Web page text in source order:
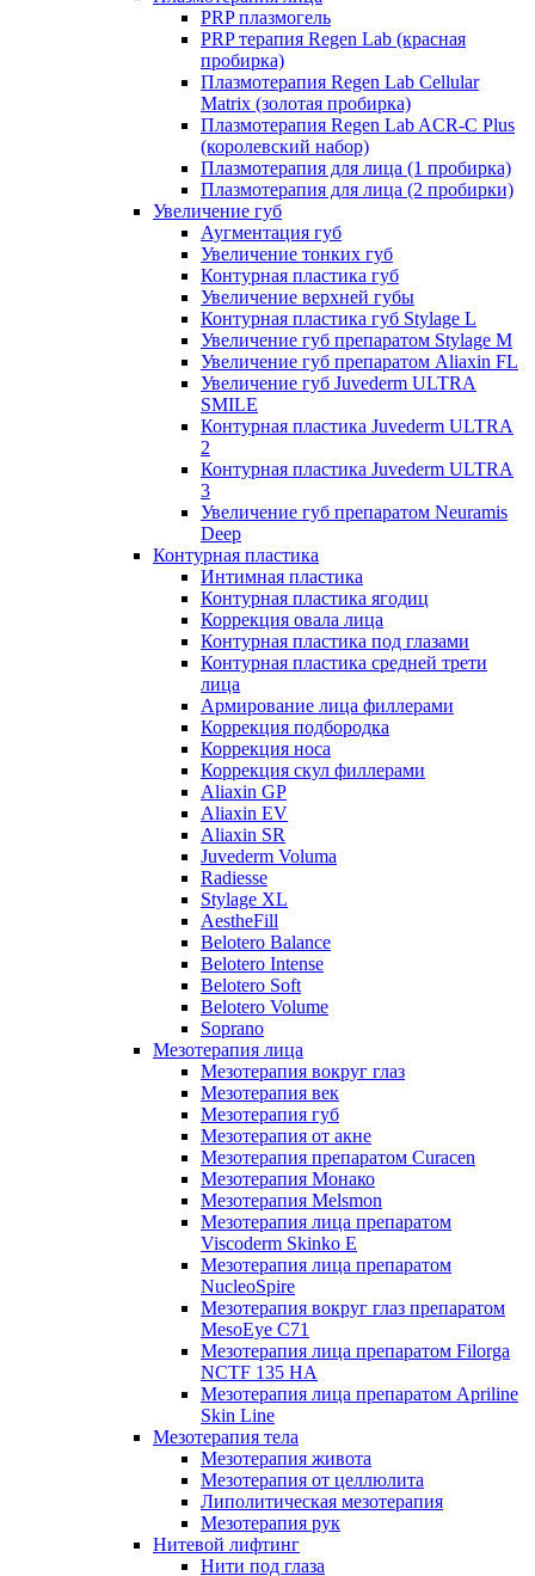
PRP плазмогель
PRP терапия Regen Lab (красная
пробирка)
Плазмотерапия Regen Lab Cellular
Matrix (золотая пробирка)
Плазмотерапия Regen Lab ACR-C Plus
(королевский набор)
Плазмотерапия для лица (1 пробирка)
Плазмотерапия для лица (2 пробирки)
Увеличение губ
Аугментация губ
Увеличение тонких губ
Контурная пластика губ
Увеличение верхней губы
Контурная пластика губ Stylage L
Увеличение губ препаратом Stylage M
Увеличение губ препаратом Aliaxin FL
Увеличение губ Juvederm ULTRA
SMILE
Контурная пластика Juvederm ULTRA
2
Контурная пластика Juvederm ULTRA
3
Увеличение губ препаратом Neuramis
Deep
Контурная пластика
Интимная пластика
Контурная пластика ягодиц
Коррекция овала лица
Контурная пластика под глазами
Контурная пластика средней трети
лица
Армирование лица филлерами
Коррекция подбородка
Коррекция носа
Коррекция скул филлерами
Aliaxin GP
Aliaxin EV
Aliaxin SR
Juvederm Voluma
Radiesse
Stylage XL
AestheFill
Belotero Balance
Belotero Intense
Belotero Soft
Belotero Volume
Soprano
Мезотерапия лица
Мезотерапия вокруг глаз
Мезотерапия век
Мезотерапия губ
Мезотерапия от акне
Мезотерапия препаратом Curacen
Мезотерапия Монако
Мезотерапия Melsmon
Мезотерапия лица препаратом
Viscoderm Skinko E
Мезотерапия лица препаратом
NucleoSpire
Мезотерапия вокруг глаз препаратом
MesoEye С71
Мезотерапия лица препаратом Filorga
NCTF 135 HA
Мезотерапия лица препаратом Apriline
Skin Line
Мезотерапия тела
Мезотерапия живота
Мезотерапия от целлюлита
Липолитическая мезотерапия
Мезотерапия рук
Нитевой лифтинг
Нити под глаза